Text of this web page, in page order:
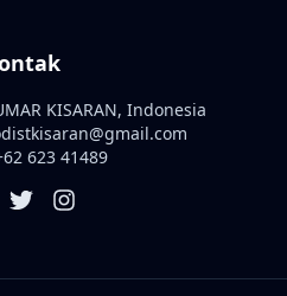
KISARAN, Indonesia
623 41489